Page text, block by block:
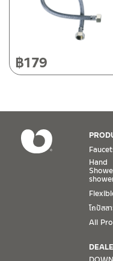
Operating Time
Monday – Friday 8:30-
Saturday 8:30-15:00 hrs.
Closed on Sunday and
1. A proof of purchase,
to validate product
the date of purchase.
purchase, no warranty
2. To be eligible for
its proper working
cracks, or impact
฿179
Hand
โถปัสส
All